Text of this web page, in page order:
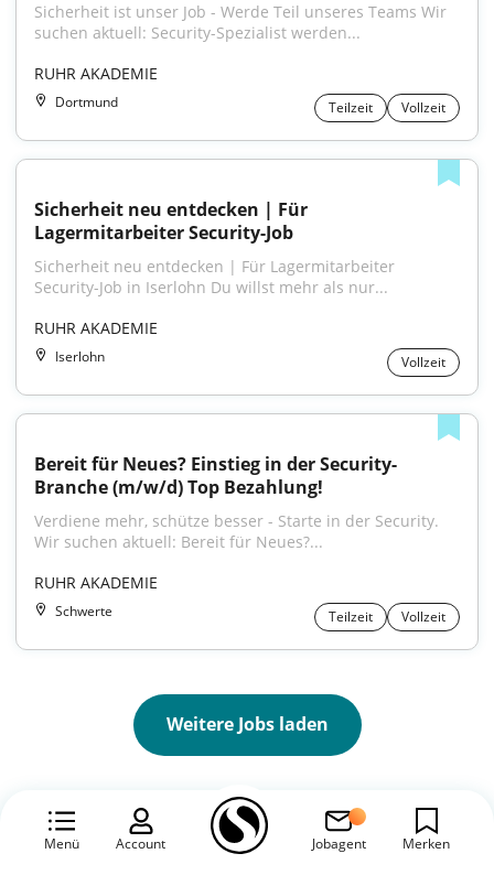
Sicherheit ist unser Job - Werde Teil unseres Teams Wir
suchen aktuell: Security-Spezialist werden...
RUHR AKADEMIE
Dortmund Teilzeit Vollzeit
Sicherheit neu entdecken | Für
Lagermitarbeiter Security-Job
Sicherheit neu entdecken | Für Lagermitarbeiter
Security-Job in Iserlohn Du willst mehr als nur...
RUHR AKADEMIE
Iserlohn Vollzeit
Bereit für Neues? Einstieg in der Security-
Branche (m/w/d) Top Bezahlung!
Verdiene mehr, schütze besser - Starte in der Security.
Wir suchen aktuell: Bereit für Neues?...
RUHR AKADEMIE
Schwerte Teilzeit Vollzeit
Weitere Jobs laden
Ruhr Akademie
Menü Account Jobagent Merken